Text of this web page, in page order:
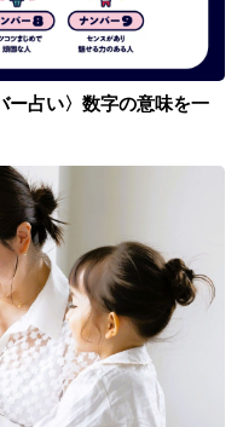
ー占い〉数字の意味を一